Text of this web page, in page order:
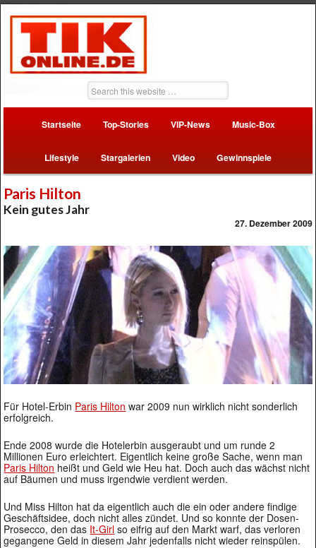
Startseite Top-Stories VIP-News Music-Box
Lifestyle Stargalerien Video Gewinnspiele
Paris Hilton
Kein gutes Jahr
27. Dezember 2009
Für Hotel-Erbin Paris Hilton war 2009 nun wirklich nicht sonderlich
erfolgreich.
Ende 2008 wurde die Hotelerbin ausgeraubt und um runde 2
Millionen Euro erleichtert. Eigentlich keine große Sache, wenn man
Paris Hilton heißt und Geld wie Heu hat. Doch auch das wächst nicht
auf Bäumen und muss irgendwie verdient werden.
Und Miss Hilton hat da eigentlich auch die ein oder andere findige
Geschäftsidee, doch nicht alles zündet. Und so konnte der Dosen-
Prosecco, den das It-Girl so eifrig auf den Markt warf, das verloren
gegangene Geld in diesem Jahr jedenfalls nicht wieder reinspülen.